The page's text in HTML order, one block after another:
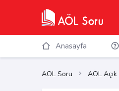
Anasayfa
AÖL Soru AÖL